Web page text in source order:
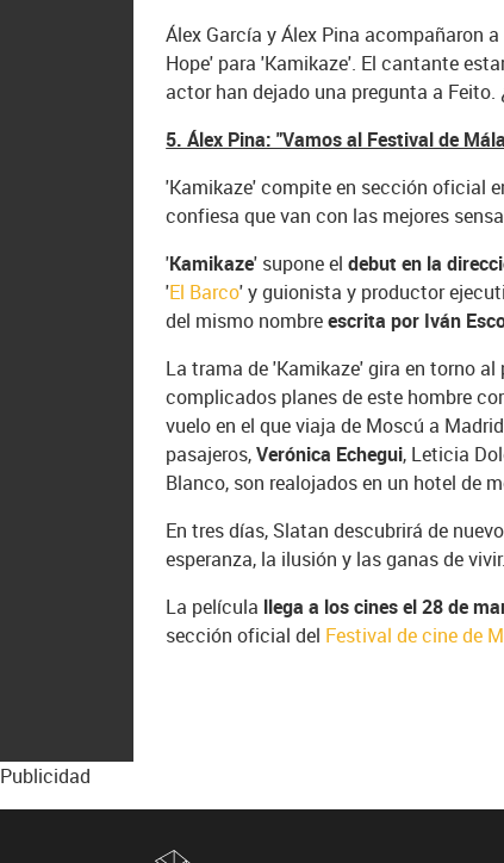
Álex García y Álex Pina acompañaron
Hope' para 'Kamikaze'. El cantante
actor han dejado una pregunta a Feito.
5. Álex Pina: "Vamos al Festival de
'Kamikaze' compite en sección oficial
confiesa que van con las mejores
'Kamikaze' supone eldebut en la
'El Barco' y guionista y productor
del mismo nombreescrita por Iván
La trama de 'Kamikaze' gira en torno al
complicados planes de este hombre
vuelo en el que viaja de Moscú a
pasajeros,Verónica Echegui, Leticia
Blanco, son realojados en un hotel de
En tres días, Slatan descubrirá de
esperanza, la ilusión y las ganas de vivir.
La película llega a los cines el 28 de
sección oficial del Festival de cine de
Publicidad